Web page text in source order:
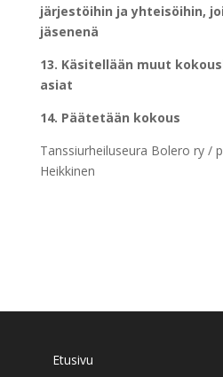
järjestöihin ja yhteisöihin,
jäsenenä
13. Käsitellään muut
asiat
14. Päätetään kokous
Tanssiurheiluseura Bolero ry /
Heikkinen
Etusivu